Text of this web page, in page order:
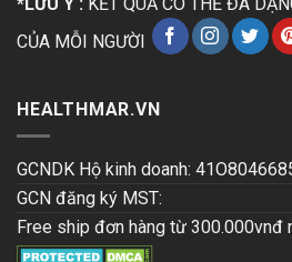
CỦA MỖI NGƯỜI
HEALTHMAR.VN
GCNDK Hộ kinh doanh:
GCN đăng ký MST:
Free ship đơn hàng từ 300.000vnđ